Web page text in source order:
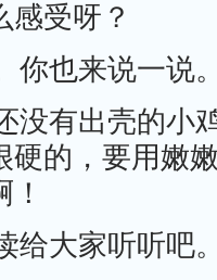
感受呀？
你也来说一说
没有出壳的小
硬的，要用嫩
给大家听听吧